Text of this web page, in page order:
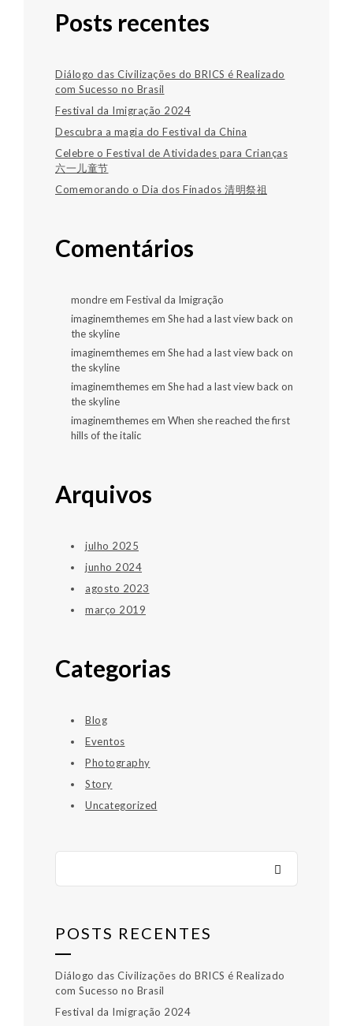
Posts recentes
Diálogo das Civilizações do BRICS é Realizado
com Sucesso no Brasil
Festival da Imigração 2024
Descubra a magia do Festival da China
Celebre o Festival de Atividades para Crianças
六一儿童节
Comemorando o Dia dos Finados 清明祭祖
Comentários
mondreem Festival da Imigração
imaginemthemesem She had a last view back on
the skyline
imaginemthemesem She had a last view back on
the skyline
imaginemthemesem She had a last view back on
the skyline
imaginemthemesem When she reached the first
hills of the italic
Arquivos
julho 2025
junho 2024
agosto 2023
março 2019
Categorias
Blog
Eventos
Photography
Story
Uncategorized
POSTS RECENTES
Diálogo das Civilizações do BRICS é Realizado
com Sucesso no Brasil
Festival da Imigração 2024